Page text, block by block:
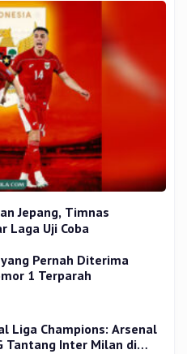
Jepang, Timnas
Laga Uji Coba
yang Pernah Diterima
1 Terparah
Liga Champions: Arsenal
Tantang Inter Milan di